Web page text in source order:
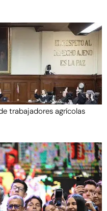
trabajadores agrícolas